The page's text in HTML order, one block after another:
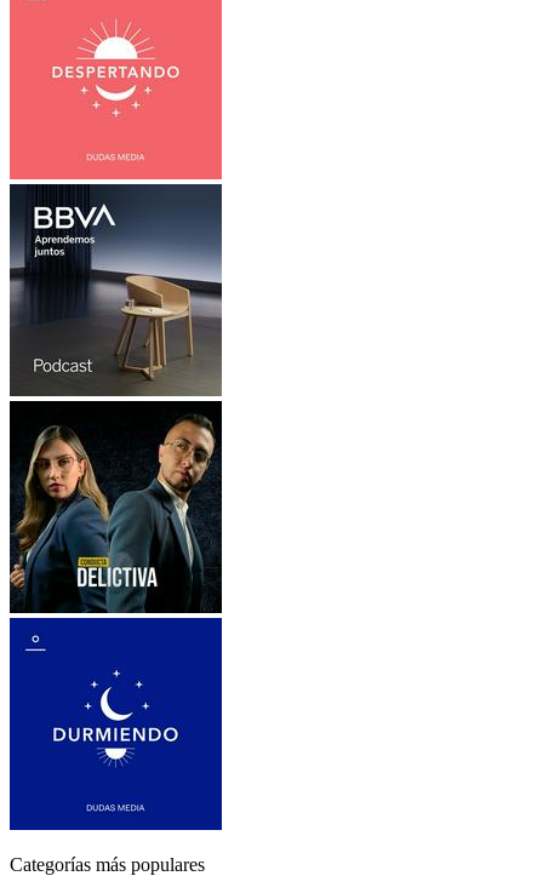
Categorías más populares